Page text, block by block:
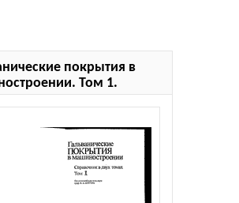
покрытия в
Том 1.